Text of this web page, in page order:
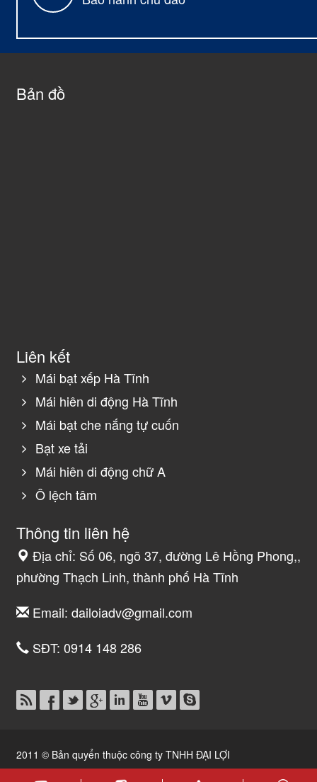
Bản đồ
Liên kết
Mái bạt xếp Hà Tĩnh
Mái hiên di động Hà Tĩnh
Mái bạt che nắng tự cuốn
Bạt xe tải
Mái hiên di động chữ A
Ô lệch tâm
Thông tin liên hệ
Địa chỉ: Số 06, ngõ 37, đường Lê Hồng Phong,,
phường Thạch Linh, thành phố Hà Tĩnh
Email: dailoiadv@gmail.com
SĐT: 0914 148 286
2011 © Bản quyển thuộc công ty TNHH ĐẠI LỢI
Thiết kế website Hà Tĩnh